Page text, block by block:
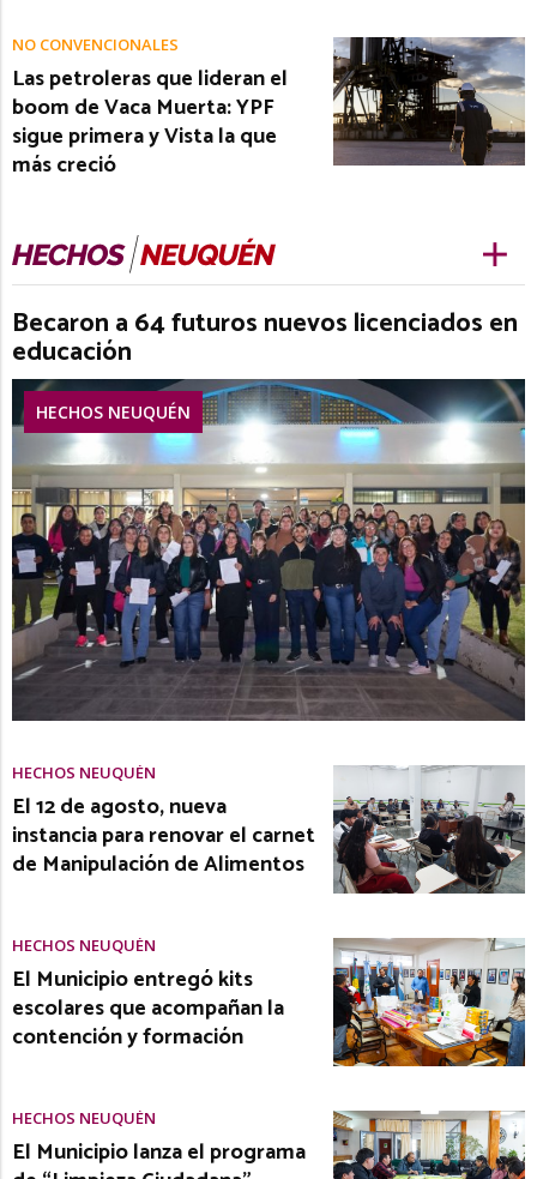
NO CONVENCIONALES
Las petroleras que lideran el
boom de Vaca Muerta: YPF
sigue primera y Vista la que
más creció
Becaron a 64 futuros nuevos licenciados en
educación
HECHOS NEUQUÉN
HECHOS NEUQUÉN
El 12 de agosto, nueva
instancia para renovar el carnet
de Manipulación de Alimentos
HECHOS NEUQUÉN
El Municipio entregó kits
escolares que acompañan la
contención y formación
HECHOS NEUQUÉN
El Municipio lanza el programa